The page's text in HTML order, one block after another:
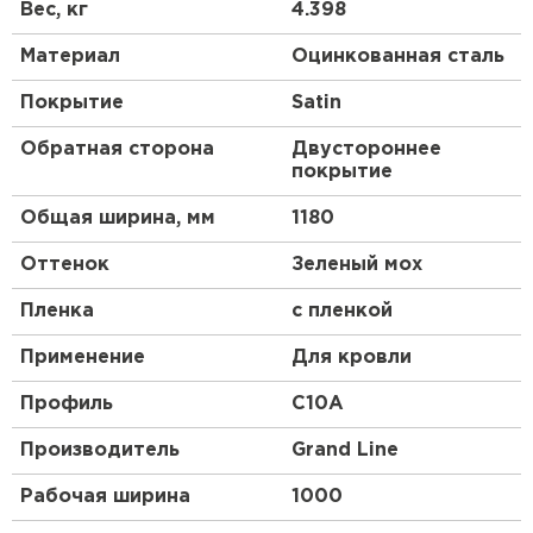
Получаются они после проката на оборудовании,
их высота и форма зависят от назначения и типа
стройматериала.
Профлист, изготовленный по всем стандартам,
имеет нескольких слоев:
основа из низколегированной стали;
цинковый слой;
обработка антикоррозийным составом;
состоящим из смеси синтетических смол и
пластмассы.
Вес, кг 4.398
Материал Оцинкованная сталь
Покрытие Satin
Обратная сторона
Двустороннее
покрытие
Общая ширина, мм 1180
Оттенок Зеленый мох
Пленка с пленкой
Применение Для кровли
Профиль C10A
Производитель Grand Line
Рабочая ширина 1000